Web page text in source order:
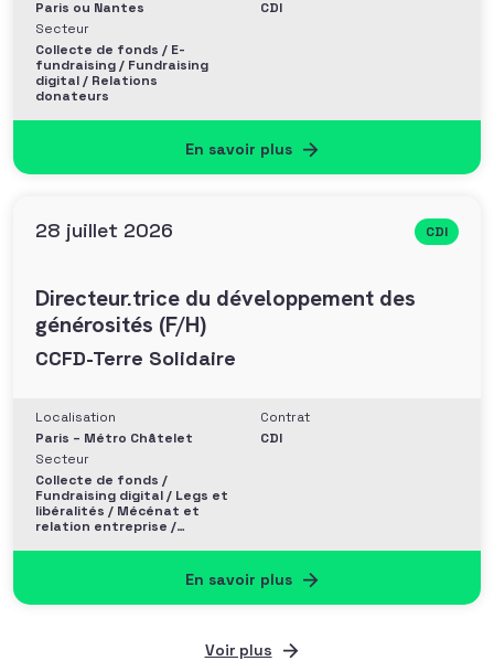
Paris ou Nantes
Secteur
Collecte de fonds / E-
fundraising / Fundraising
digital / Relations
donateurs
CDI
En savoir plus
28 juillet 2026 CDI
Directeur.trice du développement des
générosités (F/H)
CCFD-Terre Solidaire
Localisation
Paris – Métro Châtelet
Secteur
Collecte de fonds /
Fundraising digital / Legs et
libéralités / Mécénat et
relation entreprise /
Contrat
CDI
En savoir plus
Voir plus